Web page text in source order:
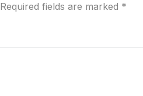
Required fields are marked *